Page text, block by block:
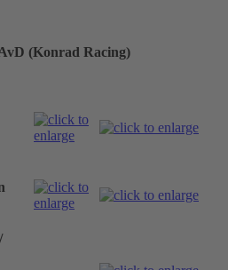
(Konrad Racing)